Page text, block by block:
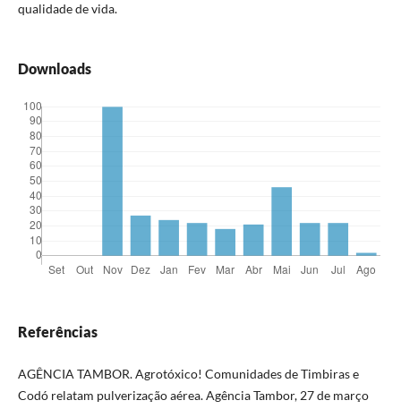
qualidade de vida.
Downloads
Referências
AGÊNCIA TAMBOR. Agrotóxico! Comunidades de Timbiras e
Codó relatam pulverização aérea. Agência Tambor, 27 de março